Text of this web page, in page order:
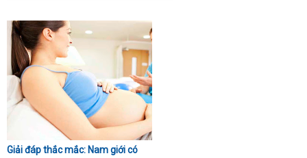
Giải đáp thắc mắc: Nam giới có